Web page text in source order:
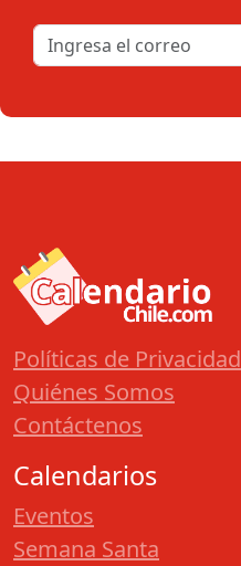
Políticas de Privacidad
Quiénes Somos
Contáctenos
Calendarios
Eventos
Semana Santa